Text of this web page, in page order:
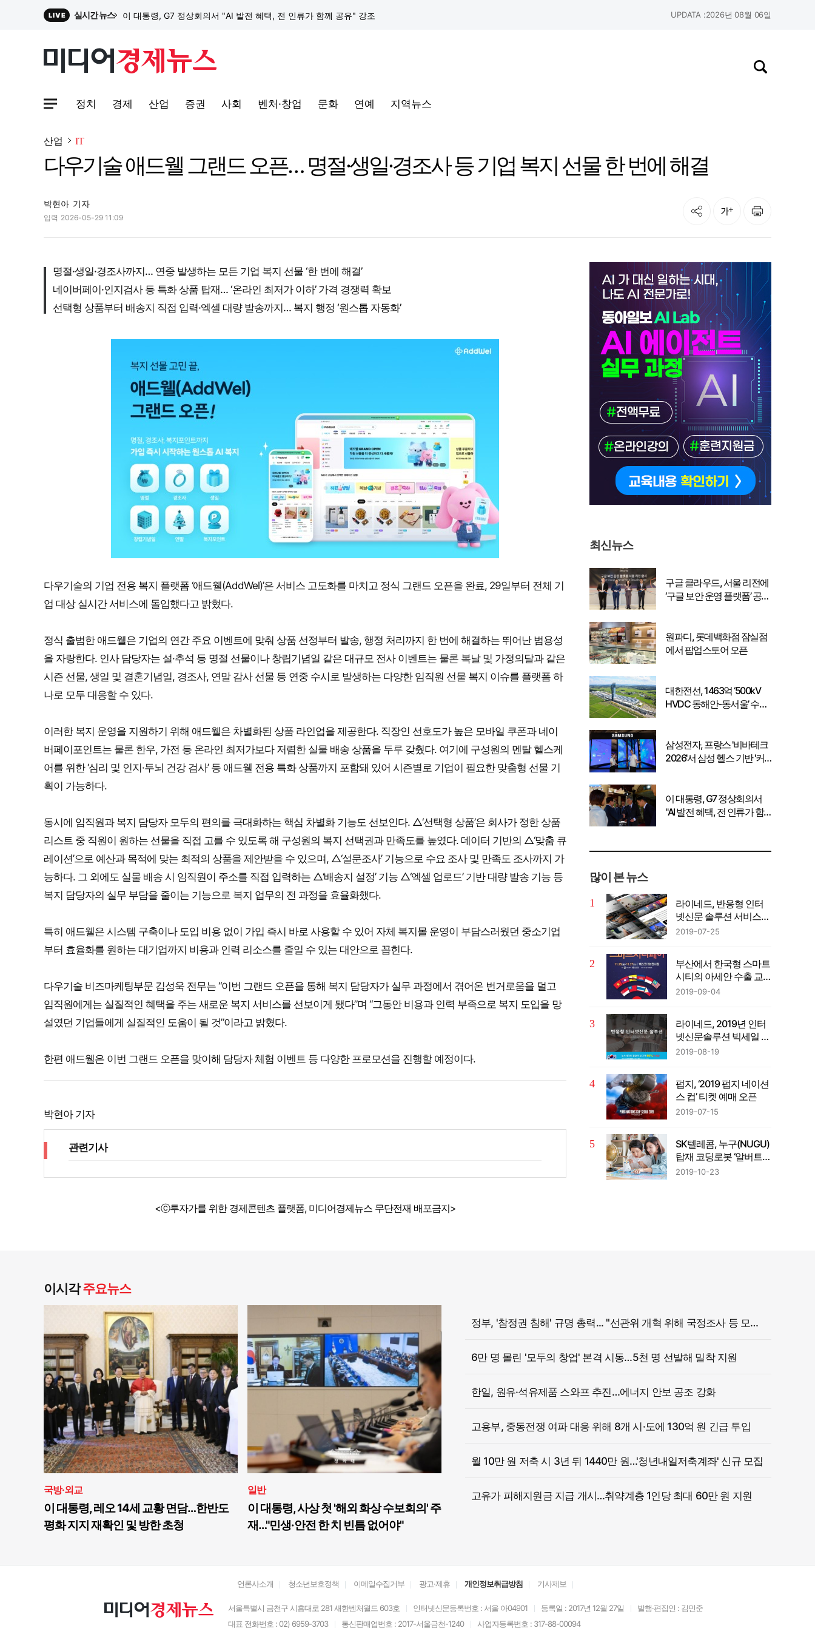
LIVE 실시간 뉴스 이 대통령, G7 정상회의서 "AI 발전 혜택, 전 인류가 함께 공유" 강조
원파디, 롯데백화점 잠실점에서 팝업스토어 오픈
대한전선, 1463억 ‘500kV HVDC 동해안-동서울’ 수주… 시장 확대 본격화
이 대통령, G7 정상회의서 "AI 발전 혜택, 전 인류가 함께 공유" 강조
UPDATA :2026년 08월 06일
사이트맵메뉴 열기
정치 경제 산업 증권 사회 벤처·창업 문화 연예 지역뉴스
검색창 열기
산업 IT
다우기술 애드웰 그랜드 오픈… 명절·생일·경조사 등 기업 복지 선물 한 번에 해결
박현아 기자
입력 2026-05-29 11:09
공유 글자크기 인쇄
명절·생일·경조사까지… 연중 발생하는 모든 기업 복지 선물 ‘한 번에 해결’
네이버페이·인지검사 등 특화 상품 탑재… ‘온라인 최저가 이하’ 가격 경쟁력 확보
선택형 상품부터 배송지 직접 입력·엑셀 대량 발송까지… 복지 행정 ‘원스톱 자동화’
다우기술의 기업 전용 복지 플랫폼 ‘애드웰(AddWel)’은 서비스 고도화를 마치고 정식 그랜드 오픈을 완료, 29일부터 전체 기
업 대상 실시간 서비스에 돌입했다고 밝혔다.
정식 출범한 애드웰은 기업의 연간 주요 이벤트에 맞춰 상품 선정부터 발송, 행정 처리까지 한 번에 해결하는 뛰어난 범용성
을 자랑한다. 인사 담당자는 설·추석 등 명절 선물이나 창립기념일 같은 대규모 전사 이벤트는 물론 복날 및 가정의달과 같은
시즌 선물, 생일 및 결혼기념일, 경조사, 연말 감사 선물 등 연중 수시로 발생하는 다양한 임직원 선물 복지 이슈를 플랫폼 하
나로 모두 대응할 수 있다.
이러한 복지 운영을 지원하기 위해 애드웰은 차별화된 상품 라인업을 제공한다. 직장인 선호도가 높은 모바일 쿠폰과 네이
버페이포인트는 물론 한우, 가전 등 온라인 최저가보다 저렴한 실물 배송 상품을 두루 갖췄다. 여기에 구성원의 멘탈 헬스케
어를 위한 ‘심리 및 인지·두뇌 건강 검사’ 등 애드웰 전용 특화 상품까지 포함돼 있어 시즌별로 기업이 필요한 맞춤형 선물 기
획이 가능하다.
동시에 임직원과 복지 담당자 모두의 편의를 극대화하는 핵심 차별화 기능도 선보인다. △‘선택형 상품’은 회사가 정한 상품
리스트 중 직원이 원하는 선물을 직접 고를 수 있도록 해 구성원의 복지 선택권과 만족도를 높였다. 데이터 기반의 △‘맞춤 큐
레이션’으로 예산과 목적에 맞는 최적의 상품을 제안받을 수 있으며, △‘설문조사’ 기능으로 수요 조사 및 만족도 조사까지 가
능하다. 그 외에도 실물 배송 시 임직원이 주소를 직접 입력하는 △‘배송지 설정’ 기능 △‘엑셀 업로드’ 기반 대량 발송 기능 등
복지 담당자의 실무 부담을 줄이는 기능으로 복지 업무의 전 과정을 효율화했다.
특히 애드웰은 시스템 구축이나 도입 비용 없이 가입 즉시 바로 사용할 수 있어 자체 복지몰 운영이 부담스러웠던 중소기업
부터 효율화를 원하는 대기업까지 비용과 인력 리소스를 줄일 수 있는 대안으로 꼽힌다.
다우기술 비즈마케팅부문 김성욱 전무는 “이번 그랜드 오픈을 통해 복지 담당자가 실무 과정에서 겪어온 번거로움을 덜고
임직원에게는 실질적인 혜택을 주는 새로운 복지 서비스를 선보이게 됐다”며 “그동안 비용과 인력 부족으로 복지 도입을 망
설였던 기업들에게 실질적인 도움이 될 것”이라고 밝혔다.
한편 애드웰은 이번 그랜드 오픈을 맞이해 담당자 체험 이벤트 등 다양한 프로모션을 진행할 예정이다.
박현아 기자
관련기사
<ⓒ투자가를 위한 경제콘텐츠 플랫폼, 미디어경제뉴스 무단전재 배포금지>
최신뉴스
구글 클라우드, 서울 리전에
‘구글 보안 운영 플랫폼’ 공식
원파디, 롯데백화점 잠실점
에서 팝업스토어 오픈
대한전선, 1463억 ‘500kV
HVDC 동해안-동서울’ 수
삼성전자, 프랑스 '비바테크
2026'서 삼성 헬스 기반 '커
이 대통령, G7 정상회의서
"AI 발전 혜택, 전 인류가 함
많이 본 뉴스
라이네드, 반응형 인터
넷신문 솔루션 서비스…
이벤트 진행중
2019-07-25
부산에서 한국형 스마트
시티의 아세안 수출 교
두보 마련
2019-09-04
라이네드, 2019년 인터
넷신문솔루션 빅세일 이
벤트 진행중
2019-08-19
펍지, ‘2019 펍지 네이션
스 컵’ 티켓 예매 오픈
2019-07-15
SK텔레콤, 누구(NUGU)
탑재 코딩로봇 ‘알버트
AI’출시
2019-10-23
이시각주요뉴스
국방·외교
이 대통령, 레오 14세 교황 면담…한반도
평화 지지 재확인 및 방한 초청
일반
이 대통령, 사상 첫 '해외 화상 수보회의' 주
재…"민생·안전 한 치 빈틈 없어야"
정부, '참정권 침해' 규명 총력... "선관위 개혁 위해 국정조사 등 모든 조치"
6만 명 몰린 '모두의 창업' 본격 시동…5천 명 선발해 밀착 지원
한일, 원유·석유제품 스와프 추진…에너지 안보 공조 강화
고용부, 중동전쟁 여파 대응 위해 8개 시·도에 130억 원 긴급 투입
월 10만 원 저축 시 3년 뒤 1440만 원…'청년내일저축계좌' 신규 모집
고유가 피해지원금 지급 개시…취약계층 1인당 최대 60만 원 지원
언론사소개 청소년보호정책 이메일수집거부 광고·제휴 개인정보취급방침 기사제보
서울특별시 금천구 시흥대로 281 새한벤처월드 603호 인터넷신문등록번호 : 서울 아04901 등록일 : 2017년 12월 27일
발행·편집인 : 김민준
대표 전화번호 : 02) 6959-3703
통신판매업번호 : 2017-서울금천-1240 사업자등록번호 : 317-88-00094